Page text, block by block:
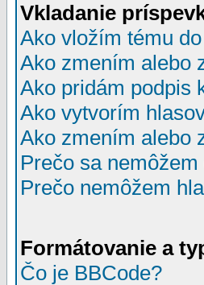
Vkladanie
Ako vložím tému
Ako zmením alebo
Ako pridám podpis
Ako vytvorím
Ako zmením alebo
Prečo sa
Prečo nemôžem
Formátovanie a
Čo je BBCode?